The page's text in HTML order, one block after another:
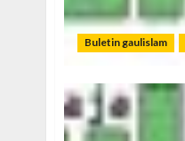
Buletin gaulislam